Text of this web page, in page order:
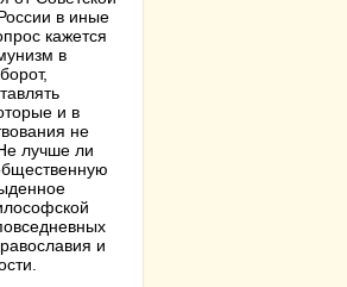
в иные
кажется
в
и в
не
лучше ли
и